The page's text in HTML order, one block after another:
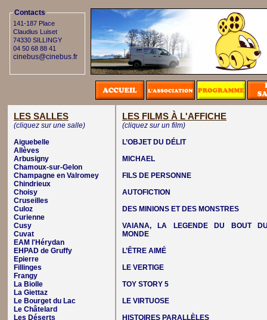
Contacts
141-187 Place
Claudius Luiset
74330 SILLINGY
04 50 68 88 41
cinebus@cinebus.fr
LES SALLES
(cliquez sur une salle)
Aiguebelle
Allèves
Arbusigny
Chamoux-sur-Gelon
Champagne en Valromey
Chindrieux
Choisy
Cruseilles
Culoz
Curienne
Cusy
Cuvat
EAM l'Hérydan
EHPAD de Gruffy
Epierre
Fillinges
Frangy
La Biolle
La Giettaz
Le Bourget du Lac
Le Châtelard
Les Déserts
LES FILMS À L'AFFICHE
(cliquez sur un film)
L’OBJET DU DÉLIT
MICHAEL
FILS DE PERSONNE
AUTOFICTION
DES MINIONS ET DES MONSTRES
VAIANA, LA LEGENDE DU BOUT
MONDE
L’ÊTRE AIMÉ
LE VERTIGE
TOY STORY 5
LE VIRTUOSE
HISTOIRES PARALLÈLES